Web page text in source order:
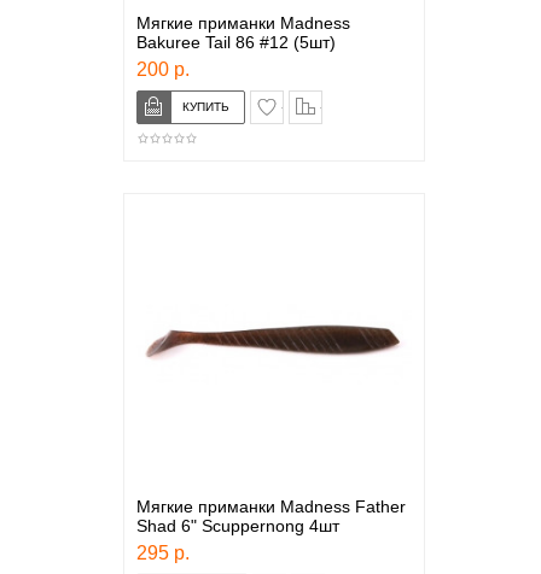
Мягкие приманки Madness
Bakuree Tail 86 #12 (5шт)
200 р.
в закладки
Мягкие приманки Madness Father
Shad 6" Scuppernong 4шт
295 р.